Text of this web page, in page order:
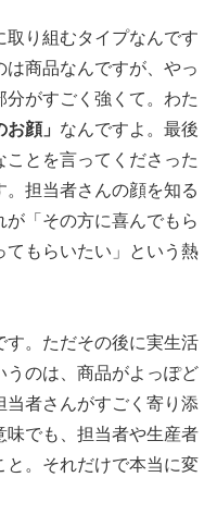
取り組むタイプなんです
商品なんですが、やっ
がすごく強くて。わた
顔」 なんですよ。最後
ことを言ってくださった
担当者さんの顔を知る
「その方に喜んでもら
てもらいたい」という熱
す。ただその後に実生活
うのは、商品がよっぽど
当者さんがすごく寄り添
味でも、担当者や生産者
と。それだけで本当に変